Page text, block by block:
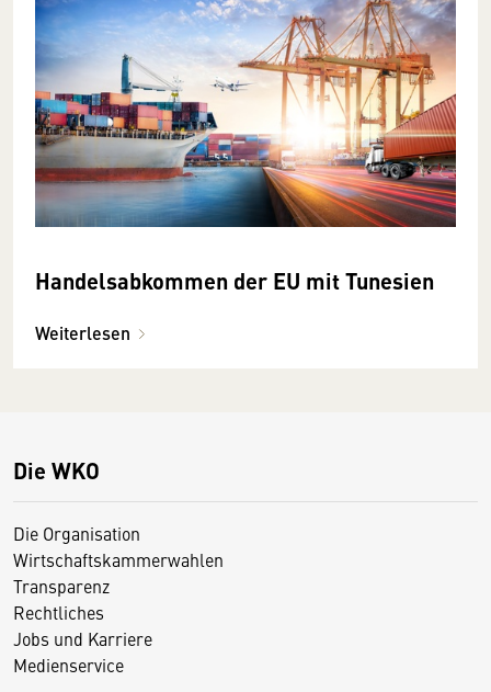
Handelsabkommen der EU mit Tunesien
Weiterlesen
Die WKO
Die Organisation
Wirtschaftskammerwahlen
Transparenz
Rechtliches
Jobs und Karriere
Medienservice